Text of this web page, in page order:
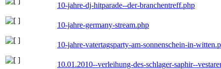
10-jahre-dj-hitparade--der-branchentreff.php
10-jahre-germany-stream.php
10-jahre-vatertagsparty-am-sonnenschein-in-
10.01.2010--verleihung-des-schlager-saphir--